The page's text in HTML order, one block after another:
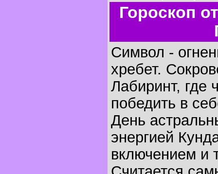
Гороскоп
Символ -
хребет.
Лабиринт, где
победить в
День
энергией
включением и